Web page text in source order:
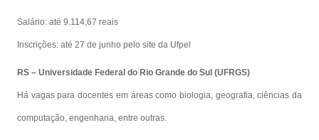
Salário: até 9.114,67 reais
Inscrições: até 27 de junho pelo site da Ufpel
RS – Universidade Federal do Rio Grande do Sul (UFRGS)
Há vagas para docentes em áreas como biologia, geografia, ciências da
computação, engenharia, entre outras.